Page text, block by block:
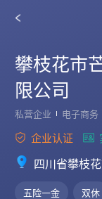
攀枝花市
限公司
私营企业 电子商务
企业认证
四川省攀枝
五险一金 双休